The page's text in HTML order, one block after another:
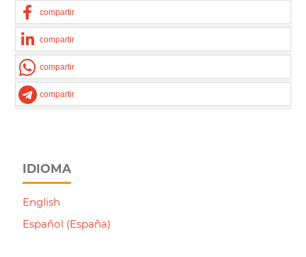
compartir
compartir
compartir
compartir
IDIOMA
English
Español (España)